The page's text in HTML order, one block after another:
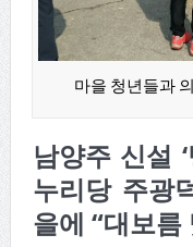
마을 청년들과
남양주 신설
누리당 주광
을에 “대보름